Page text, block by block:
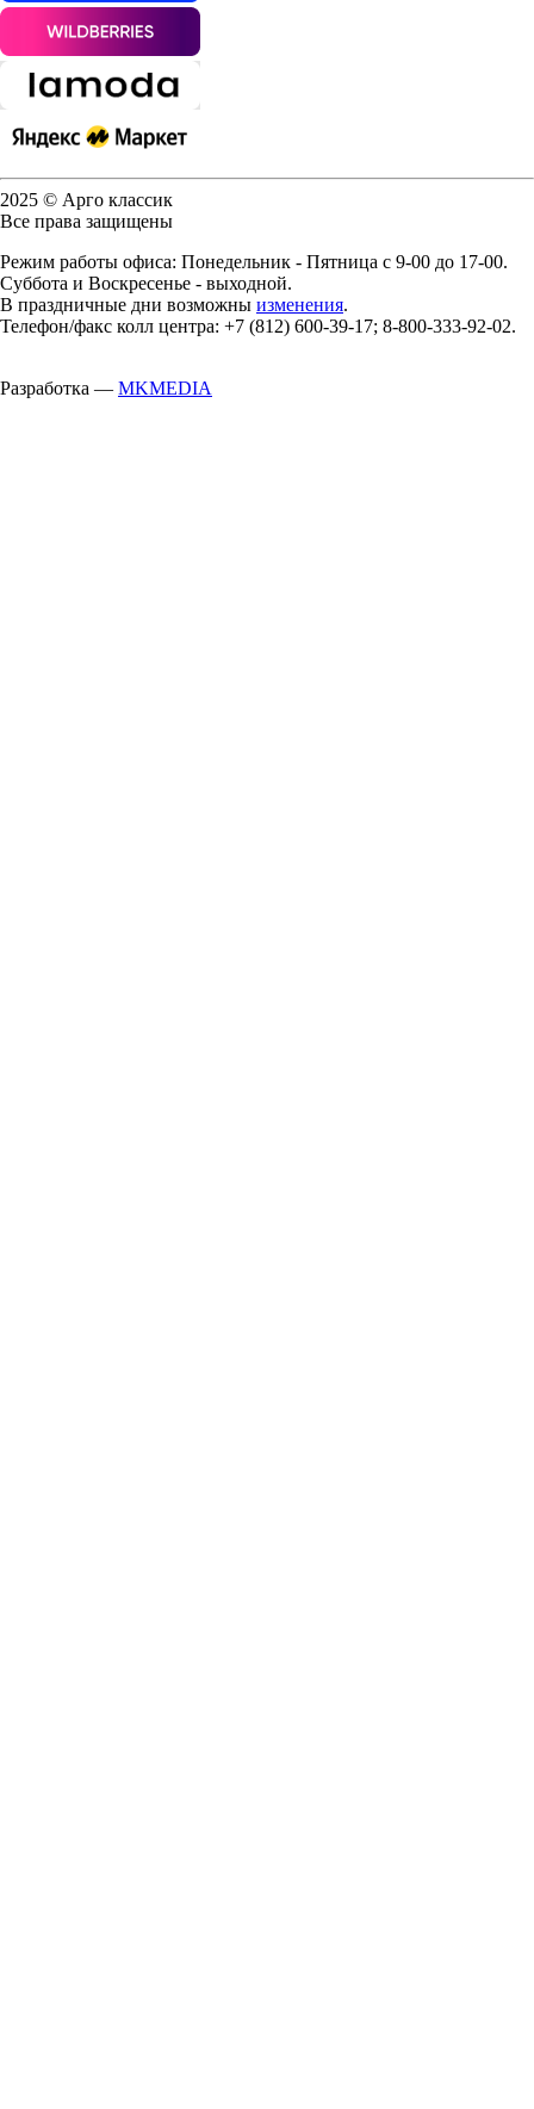
2025 © Арго классик
Все права защищены
Режим работы офиса: Понедельник - Пятница с 9-00 до 17-00.
Суббота и Воскресенье - выходной.
В праздничные дни возможны изменения.
Телефон/факс колл центра: +7 (812) 600-39-17; 8-800-333-92-02.
Разработка — MKMEDIA